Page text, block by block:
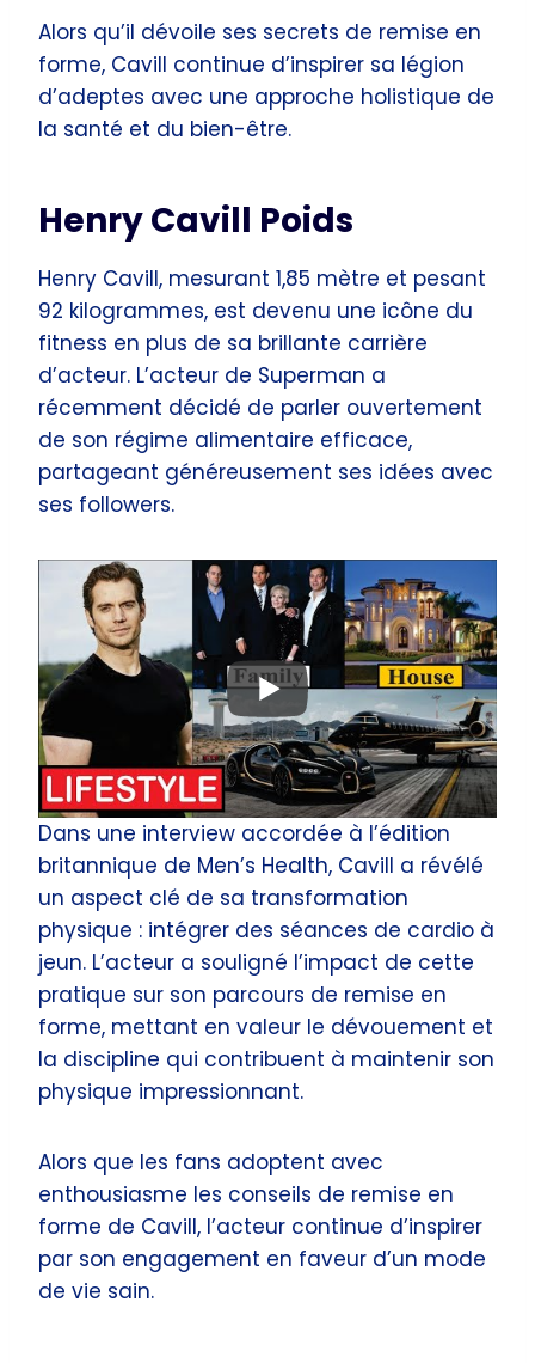
Alors qu’il dévoile ses secrets de remise en
forme, Cavill continue d’inspirer sa légion
d’adeptes avec une approche holistique de
la santé et du bien-être.
Henry Cavill Poids
Henry Cavill, mesurant 1,85 mètre et pesant
92 kilogrammes, est devenu une icône du
fitness en plus de sa brillante carrière
d’acteur. L’acteur de Superman a
récemment décidé de parler ouvertement
de son régime alimentaire efficace,
partageant généreusement ses idées avec
ses followers.
Dans une interview accordée à l’édition
britannique de Men’s Health, Cavill a révélé
un aspect clé de sa transformation
physique : intégrer des séances de cardio à
jeun. L’acteur a souligné l’impact de cette
pratique sur son parcours de remise en
forme, mettant en valeur le dévouement et
la discipline qui contribuent à maintenir son
physique impressionnant.
Alors que les fans adoptent avec
enthousiasme les conseils de remise en
forme de Cavill, l’acteur continue d’inspirer
par son engagement en faveur d’un mode
de vie sain.